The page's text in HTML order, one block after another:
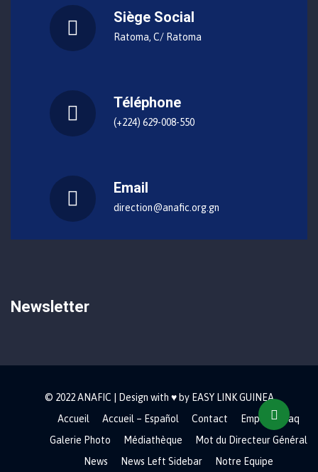
Siège Social
Ratoma, C/ Ratoma
Téléphone
(+224) 629-008-550
Email
direction@anafic.org.gn
Newsletter
© 2022 ANAFIC | Design with ♥ by EASY LINK GUINEA
Accueil
Accueil – Español Contact Emploi
Faq
Galerie Photo
Médiathèque
Mot du Directeur Général
News
News Left Sidebar Notre Equipe